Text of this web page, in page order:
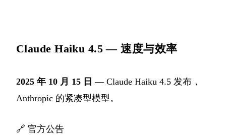
Claude Haiku 4.5 — 速度与效率
2025 年 10 月 15 日 — Claude Haiku 4.5 发布，
Anthropic 的紧凑型模型。
🔗 官方公告